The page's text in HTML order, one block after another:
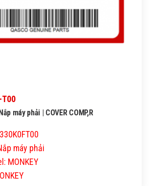
T00
máy phải | COVER COMP,R
máy phải
MONKEY